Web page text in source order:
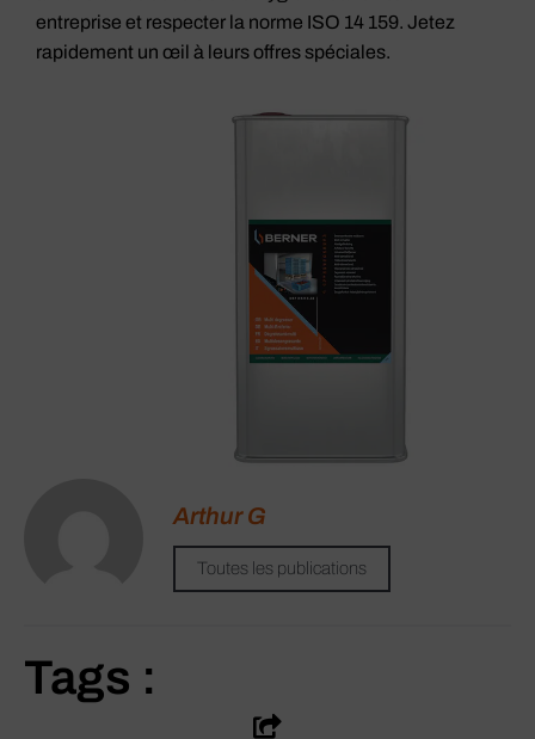
entreprise et respecter la norme ISO 14 159. Jetez
rapidement un œil à leurs offres spéciales.
Arthur G
Toutes les publications
Tags :